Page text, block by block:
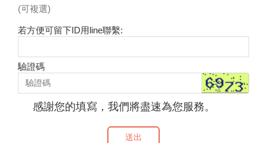
(可複選)
若方便可留下ID用line聯繫:
驗證碼
感謝您的填寫，我們將盡速為您服務。
送出